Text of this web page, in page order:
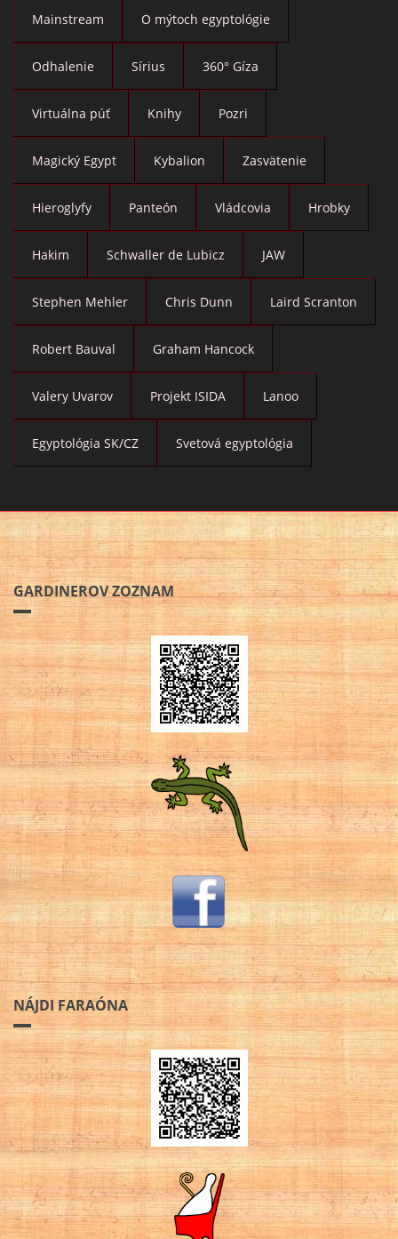
Mainstream O mýtoch egyptológie
Odhalenie Sírius 360° Gíza
Virtuálna púť Knihy Pozri
Magický Egypt Kybalion Zasvätenie
Hieroglyfy Panteón Vládcovia Hrobky
Hakim Schwaller de Lubicz JAW
Stephen Mehler Chris Dunn Laird Scranton
Robert Bauval Graham Hancock
Valery Uvarov Projekt ISIDA Lanoo
Egyptológia SK/CZ Svetová egyptológia
GARDINEROV ZOZNAM
NÁJDI FARAÓNA